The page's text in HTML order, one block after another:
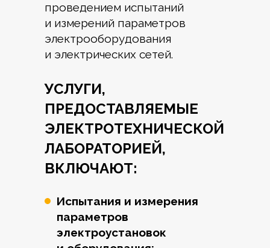
проведением испытаний
и измерений параметров
электрооборудования
и электрических сетей.
УСЛУГИ,
ПРЕДОСТАВЛЯЕМЫЕ
ЭЛЕКТРОТЕХНИЧЕСКОЙ
ЛАБОРАТОРИЕЙ,
ВКЛЮЧАЮТ:
Испытания и измерения
параметров
электроустановок